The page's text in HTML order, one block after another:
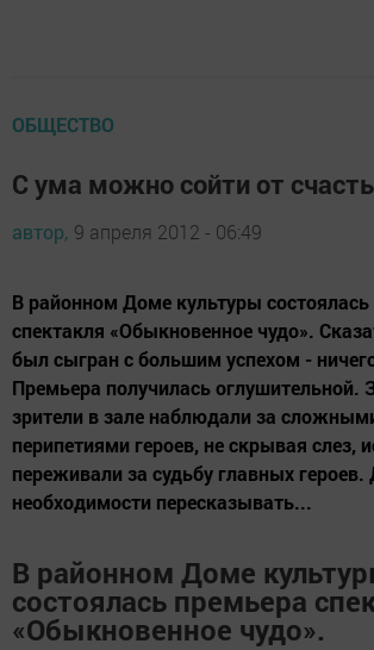
ОБЩЕСТВО
С ума можно сойти от
автор, 9 апреля 2012 - 06:49
В районном Доме культуры
спектакля «Обыкновенное чудо».
был сыгран с большим успехом -
Премьера получилась оглушительной.
зрители в зале наблюдали за
перипетиями героев, не скрывая слез,
переживали за судьбу главных
необходимости пересказывать...
В районном Доме
состоялась премьера
«Обыкновенное чудо».